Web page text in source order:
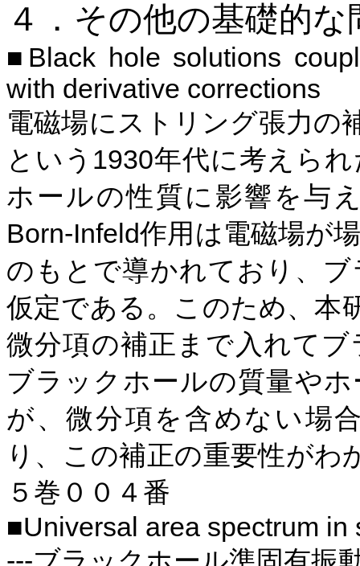
４．その他の基礎的
■ Black hole solutions
with derivative corrections
電磁場にストリング張力の
という 1930年代に考えら
ホールの性質に影響を与
Born-Infeld作用は電磁場が
のもとで導かれており、
仮定である。このため、本
微分項の補正まで入れて
ブラックホールの質量や
が、微分項を含めない場
り、この補正の重要性がわ
５巻００４番
■Universal area spectrum